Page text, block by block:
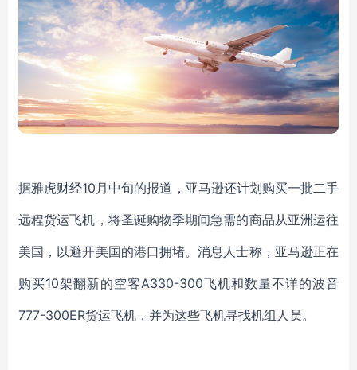
据雅虎财经10月中旬的报道，亚马逊还计划购买一批二手
远程货运飞机，将圣诞购物季期间急需的商品从亚洲运往
美国，以避开美国的港口拥堵。消息人士称，亚马逊正在
购买10架翻新的空客A330-300飞机和数量不详的波音
777-300ER货运飞机，并为这些飞机寻找机组人员。